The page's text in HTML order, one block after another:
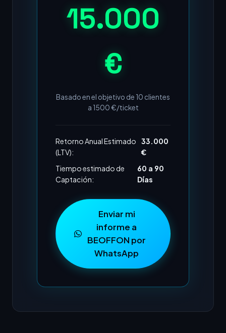
15.000
€
Basado en el objetivo de 10 clientes
a 1500€/ticket
Retorno Anual Estimado
(LTV):
33.000
€
Tiempo estimado de
Captación:
60 a 90
Días
Enviar mi
informe a
BEOFFON por
WhatsApp